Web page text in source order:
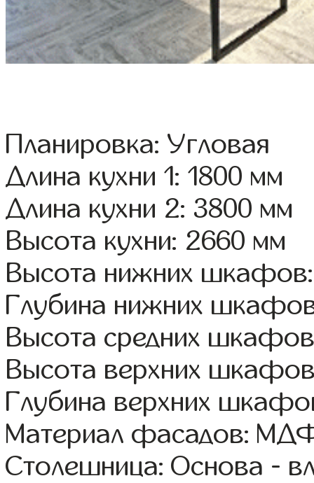
Планировка: Угловая
Длина кухни 1: 1800 мм
Длина кухни 2: 3800 мм
Высота кухни: 2660 мм
Высота нижних
Глубина нижних
Высота средних
Высота верхних
Глубина верхних
Материал фасадов:
Столешница: Основа -